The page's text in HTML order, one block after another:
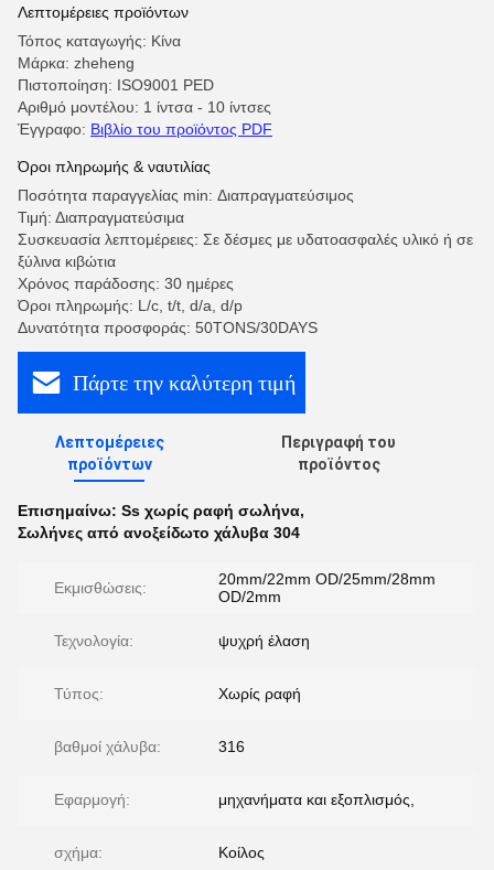
Λεπτομέρειες προϊόντων
Τόπος καταγωγής: Κίνα
Μάρκα: zheheng
Πιστοποίηση: ISO9001 PED
Αριθμό μοντέλου: 1 ίντσα - 10 ίντσες
Έγγραφο: Βιβλίο του προϊόντος PDF
Όροι πληρωμής & ναυτιλίας
Ποσότητα παραγγελίας min: Διαπραγματεύσιμος
Τιμή: Διαπραγματεύσιμα
Συσκευασία λεπτομέρειες: Σε δέσμες με υδατοασφαλές υλικό ή σε
ξύλινα κιβώτια
Χρόνος παράδοσης: 30 ημέρες
Όροι πληρωμής: L/c, t/t, d/a, d/p
Δυνατότητα προσφοράς: 50TONS/30DAYS
Πάρτε την καλύτερη τιμή
Λεπτομέρειες
προϊόντων
Περιγραφή του
προϊόντος
Επισημαίνω: Ss χωρίς ραφή σωλήνα,
Σωλήνες από ανοξείδωτο χάλυβα 304
Εκμισθώσεις:
20mm/22mm OD/25mm/28mm
OD/2mm
Τεχνολογία: ψυχρή έλαση
Τύπος: Χωρίς ραφή
βαθμοί χάλυβα: 316
Εφαρμογή: μηχανήματα και εξοπλισμός,
σχήμα: Κοίλος